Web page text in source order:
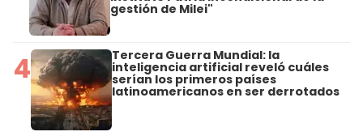
gestión de Milei"
4 Tercera Guerra Mundial: la
inteligencia artificial reveló cuáles
serían los primeros países
latinoamericanos en ser derrotados